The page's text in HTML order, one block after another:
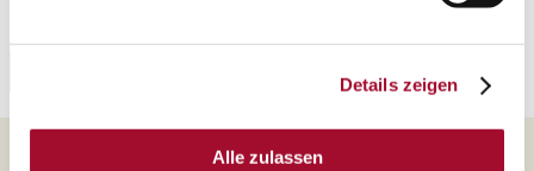
Details zeigen
Alle zulassen